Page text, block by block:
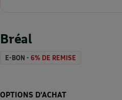
Bréal
E-BON - 6% DE REMISE
OPTIONS D’ACHAT